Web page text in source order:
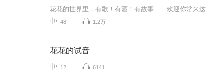
48 1.2万
花花的试音
12 6141